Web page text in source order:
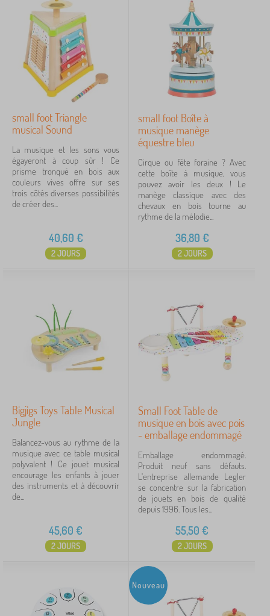
small foot Triangle
musical Sound
La musique et les sons vous
égayeront à coup sûr ! Ce
prisme tronqué en bois aux
couleurs vives offre sur ses
trois côtés diverses possibilités
de créer des...
40,60 €
2 JOURS
small foot Boîte à
musique manège
équestre bleu
Cirque ou fête foraine ? Avec
cette boîte à musique, vous
pouvez avoir les deux ! Le
manège classique avec des
chevaux en bois tourne au
rythme de la mélodie...
36,80 €
2 JOURS
Bigjigs Toys Table Musical
Jungle
Balancez-vous au rythme de la
musique avec ce table musical
polyvalent ! Ce jouet musical
encourage les enfants à jouer
des instruments et à découvrir
de...
45,60 €
2 JOURS
Small Foot Table de
musique en bois avec pois
- emballage endommagé
Emballage endommagé.
Produit neuf sans défauts.
L'entreprise allemande Legler
se concentre sur la fabrication
de jouets en bois de qualité
depuis 1996. Tous les...
55,50 €
2 JOURS
Nouveau